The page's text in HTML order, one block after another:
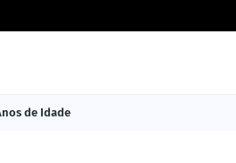
de Idade